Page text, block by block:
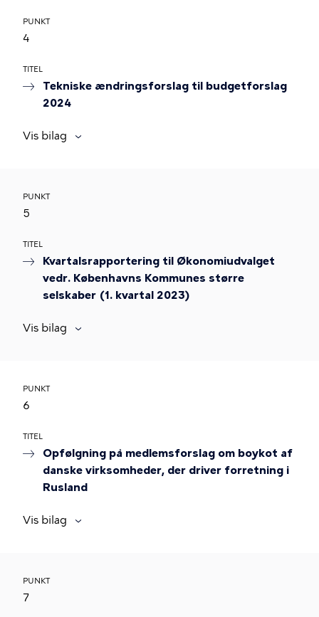
PUNKT
4
TITEL
Tekniske ændringsforslag til budgetforslag
2024
Vis bilag
PUNKT
5
TITEL
Kvartalsrapportering til Økonomiudvalget
vedr. Københavns Kommunes større
selskaber (1. kvartal 2023)
Vis bilag
PUNKT
6
TITEL
Opfølgning på medlemsforslag om boykot af
danske virksomheder, der driver forretning i
Rusland
Vis bilag
PUNKT
7